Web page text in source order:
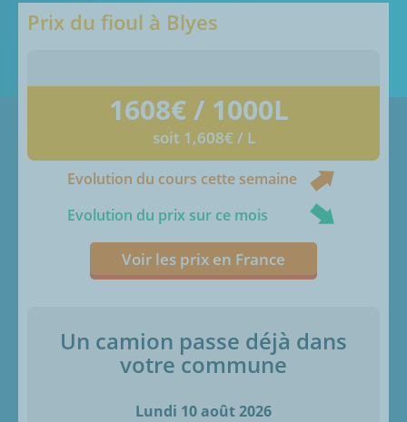
Prix du fioul à Blyes
1608€ / 1000L
soit 1,608€ / L
Evolution du cours cette semaine
Evolution du prix sur ce mois
Voir les prix en France
Un camion passe déjà dans
votre commune
Lundi 10 août 2026